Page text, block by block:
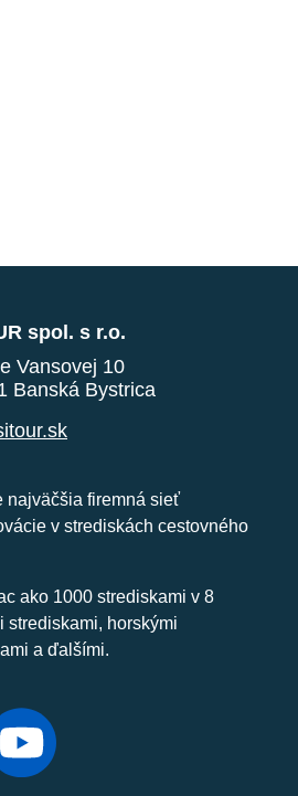
spol. s r.o.
Vansovej 10
Banská Bystrica
najväčšia firemná sieť
v strediskách cestovného
ako 1000 strediskami v 8
strediskami, horskými
a ďalšími.